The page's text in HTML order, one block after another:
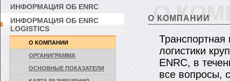
ИНФОРМАЦИЯ ОБ ENRC
ИНФОРМАЦИЯ ОБ ENRC
LOGISTICS
О КОМПАНИИ
ОРГАНИГРАММА
ОСНОВНЫЕ ПОКАЗАТЕЛИ
О
О КОМПАНИИ
Транспортная
логистики
ENRC, в
все вопросы,